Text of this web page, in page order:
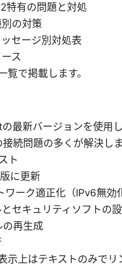
特有の問題と対処
の対策
セージ別対処表
ス
覧で掲載します。
最新バージョンを使用
続問題の多くが解決しま
ト
に更新
ーク適正化（IPv6無効
セキュリティソフトの
再生成
示上はテキストのみでリ